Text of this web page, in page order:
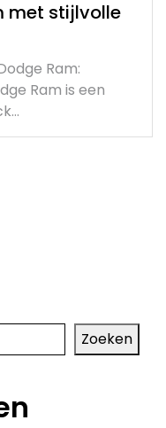
met stijlvolle
Ram:
Ram is een
Zoeken